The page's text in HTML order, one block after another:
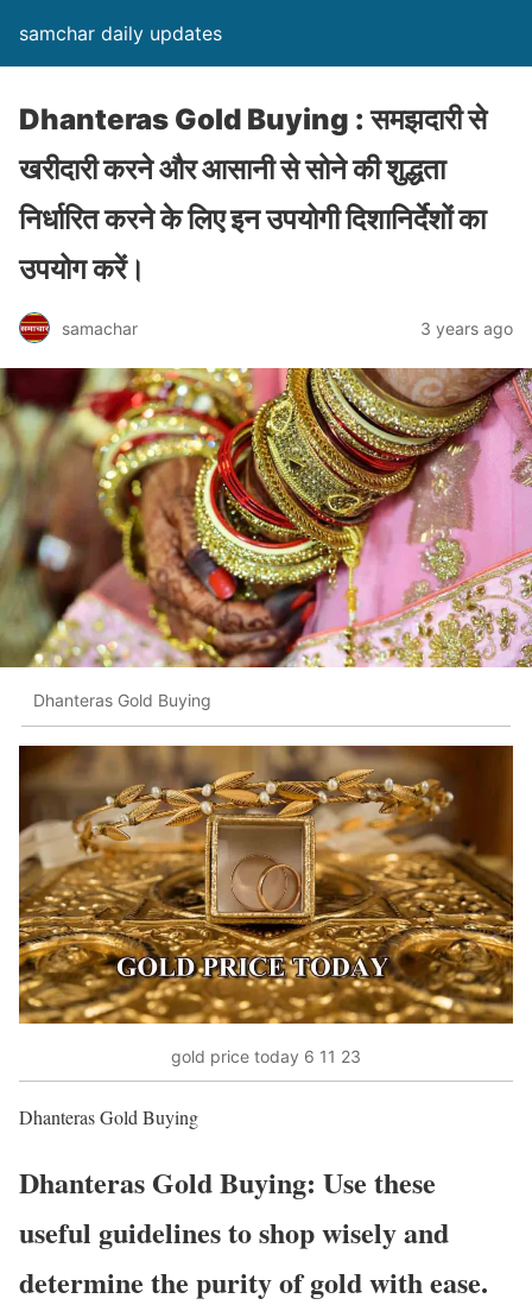
samchar daily updates
Dhanteras Gold Buying : समझदारी से
खरीदारी करने और आसानी से सोने की शुद्धता
निर्धारित करने के लिए इन उपयोगी दिशानिर्देशों का
उपयोग करें।
samachar 3 years ago
Dhanteras Gold Buying
gold price today 6 11 23
Dhanteras Gold Buying
Dhanteras Gold Buying: Use these
useful guidelines to shop wisely and
determine the purity of gold with ease.